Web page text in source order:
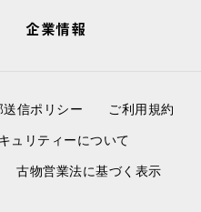
企業情報
送信ポリシー
ご利用規約
ュリティーについて
古物営業法に基づく表示